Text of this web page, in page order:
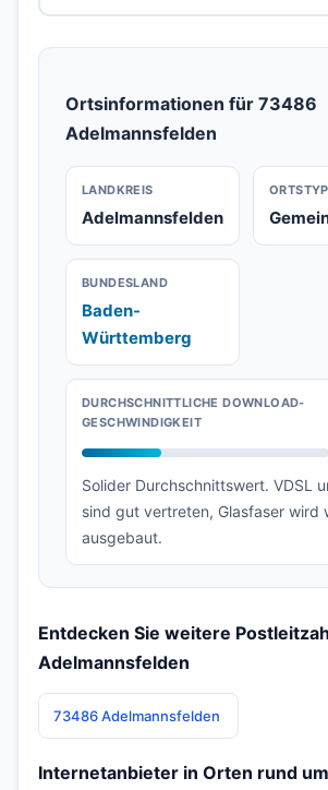
Ortsinformationen für 73486
Adelmannsfelden
LANDKREIS
Adelmannsfelden
ORTSTYP
BUNDESLAND
Baden-
Württemberg
DURCHSCHNITTLICHE DOWNLOAD-
GESCHWINDIGKEIT
Solider Durchschnittswert. VDSL
sind gut vertreten, Glasfaser wird
ausgebaut.
Entdecken Sie weitere
Adelmannsfelden
73486 Adelmannsfelden
Internetanbieter in Orten rund um